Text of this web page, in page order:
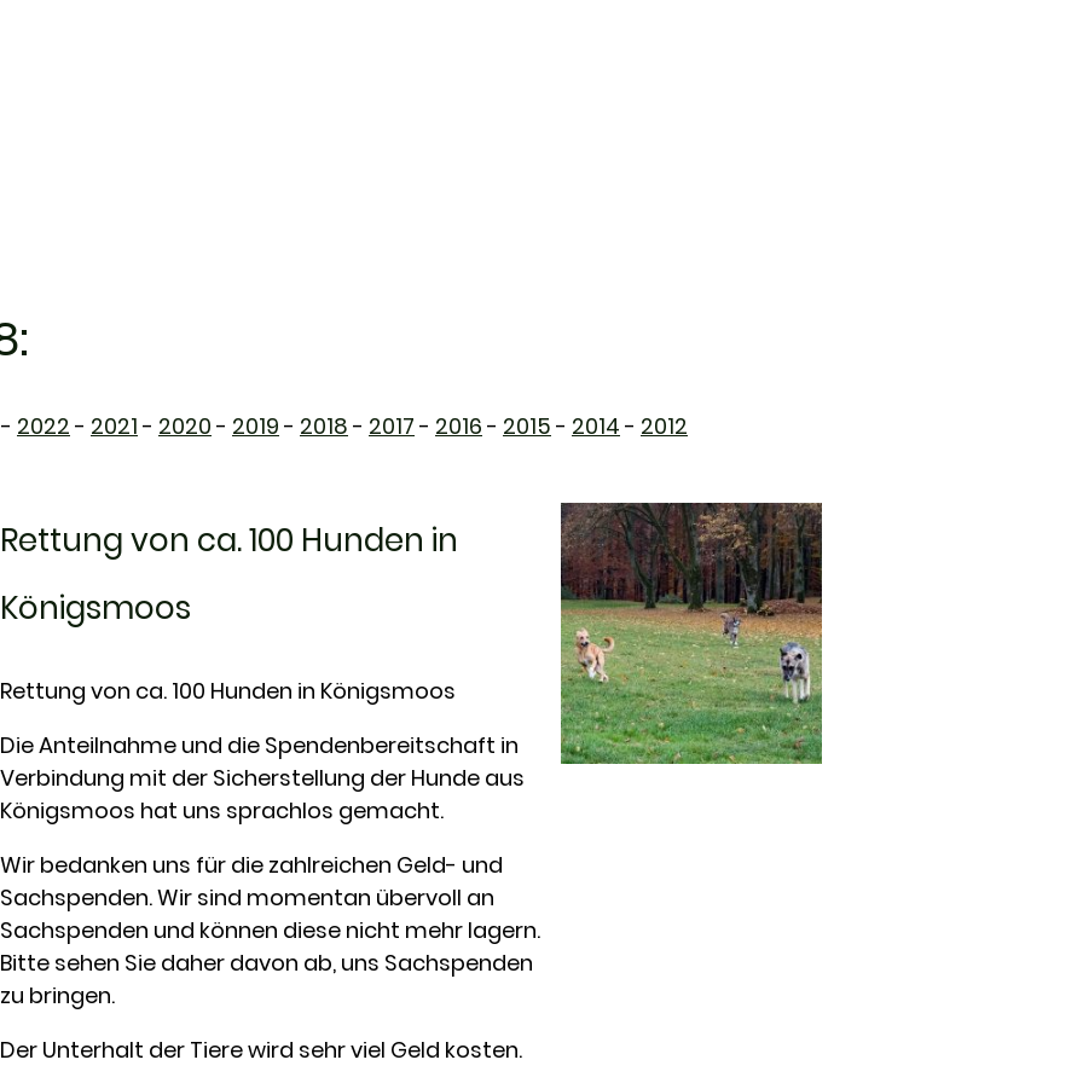
- 2022 - 2021 - 2020 - 2019 - 2018 - 2017 - 2016 - 2015 - 2014 - 2012
Rettung von ca. 100 Hunden in
Königsmoos
Rettung von ca. 100 Hunden in Königsmoos
Die Anteilnahme und die Spendenbereitschaft in
Verbindung mit der Sicherstellung der Hunde aus
Königsmoos hat uns sprachlos gemacht.
Wir bedanken uns für die zahlreichen Geld- und
Sachspenden. Wir sind momentan übervoll an
Sachspenden und können diese nicht mehr lagern.
Bitte sehen Sie daher davon ab, uns Sachspenden
zu bringen.
Der Unterhalt der Tiere wird sehr viel Geld kosten.